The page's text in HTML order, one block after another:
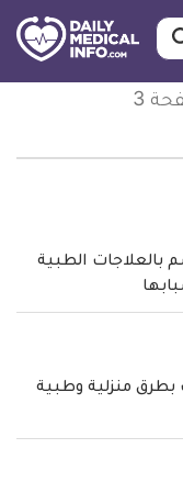
طبية 3
بالعلاجات الطبية
بطرق منزلية وطبية